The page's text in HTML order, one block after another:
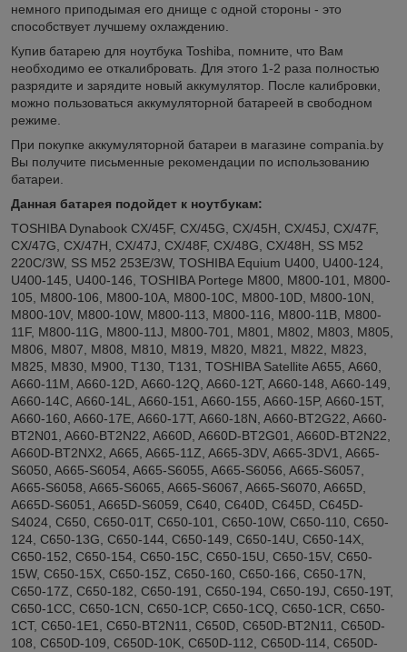
немного приподымая его днище с одной стороны - это
способствует лучшему охлаждению.
Купив батарею для ноутбука Toshiba, помните, что Вам
необходимо ее откалибровать. Для этого 1-2 раза полностью
разрядите и зарядите новый аккумулятор. После калибровки,
можно пользоваться аккумуляторной батареей в свободном
режиме.
При покупке аккумуляторной батареи в магазине compania.by
Вы получите письменные рекомендации по использованию
батареи.
Данная батарея подойдет к ноутбукам:
TOSHIBA Dynabook CX/45F, CX/45G, CX/45H, CX/45J, CX/47F,
CX/47G, CX/47H, CX/47J, CX/48F, CX/48G, CX/48H, SS M52
220C/3W, SS M52 253E/3W, TOSHIBA Equium U400, U400-124,
U400-145, U400-146, TOSHIBA Portege M800, M800-101, M800-
105, M800-106, M800-10A, M800-10C, M800-10D, M800-10N,
M800-10V, M800-10W, M800-113, M800-116, M800-11B, M800-
11F, M800-11G, M800-11J, M800-701, M801, M802, M803, M805,
M806, M807, M808, M810, M819, M820, M821, M822, M823,
M825, M830, M900, T130, T131, TOSHIBA Satellite A655, A660,
A660-11M, A660-12D, A660-12Q, A660-12T, A660-148, A660-149,
A660-14C, A660-14L, A660-151, A660-155, A660-15P, A660-15T,
A660-160, A660-17E, A660-17T, A660-18N, A660-BT2G22, A660-
BT2N01, A660-BT2N22, A660D, A660D-BT2G01, A660D-BT2N22,
A660D-BT2NX2, A665, A665-11Z, A665-3DV, A665-3DV1, A665-
S6050, A665-S6054, A665-S6055, A665-S6056, A665-S6057,
A665-S6058, A665-S6065, A665-S6067, A665-S6070, A665D,
A665D-S6051, A665D-S6059, C640, C640D, C645D, C645D-
S4024, C650, C650-01T, C650-101, C650-10W, C650-110, C650-
124, C650-13G, C650-144, C650-149, C650-14U, C650-14X,
C650-152, C650-154, C650-15C, C650-15U, C650-15V, C650-
15W, C650-15X, C650-15Z, C650-160, C650-166, C650-17N,
C650-17Z, C650-182, C650-191, C650-194, C650-19J, C650-19T,
C650-1CC, C650-1CN, C650-1CP, C650-1CQ, C650-1CR, C650-
1CT, C650-1E1, C650-BT2N11, C650D, C650D-BT2N11, C650D-
108, C650D-109, C650D-10K, C650D-112, C650D-114, C650D-